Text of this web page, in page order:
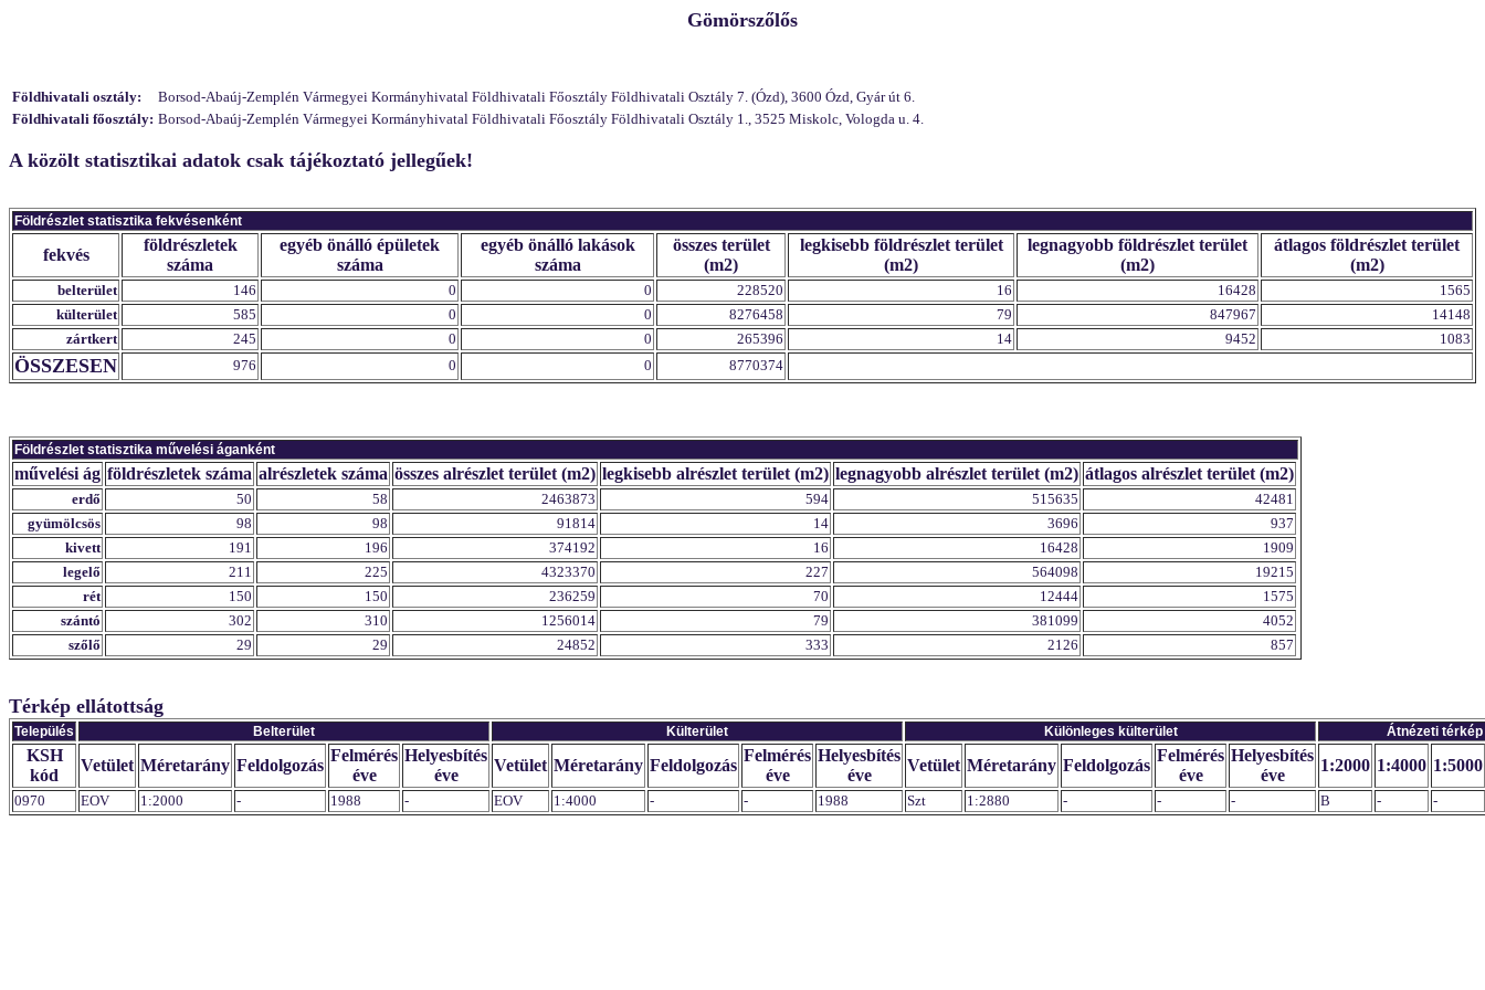
Gömörszőlős
Földhivatali osztály:
Borsod-Abaúj-Zemplén Vármegyei Kormányhivatal Földhivatali Főosztály Földhivatali Osztály 7. (Ózd), 3600 Ózd, Gyár út 6.
Földhivatali főosztály: Borsod-Abaúj-Zemplén Vármegyei Kormányhivatal Földhivatali Főosztály Földhivatali Osztály 1., 3525 Miskolc, Vologda u. 4.
A közölt statisztikai adatok csak tájékoztató jellegűek!
Földrészlet statisztika fekvésenként
fekvés
földrészletek
száma
egyéb önálló épületek
száma
egyéb önálló lakások
száma
összes terület
(m2)
legkisebb földrészlet terület
(m2)
legnagyobb földrészlet terület
(m2)
átlagos földrészlet terület
(m2)
belterület 146 0 0 228520 16 16428
1565
külterület
585 0 0 8276458 79 847967
14148
zártkert
245 0 0 265396 14 9452 1083
ÖSSZESEN 976 0 0 8770374
Földrészlet statisztika művelési áganként
művelési ág földrészletek száma alrészletek száma összes alrészlet terület (m2) legkisebb alrészlet terület (m2) legnagyobb alrészlet terület (m2) átlagos alrészlet terület (m2)
erdő 50 58 2463873 594 515635
42481
gyümölcsös
98 98 91814 14 3696
937
kivett
191 196 374192 16 16428
1909
legelő
211 225 4323370 227 564098
19215
rét
150 150 236259 70 12444
1575
szántó
302 310 1256014 79 381099
4052
szőlő
29 29 24852 333 2126 857
Térkép ellátottság
Település Belterület Külterület Különleges külterület Átnézeti térkép
KSH
kód
Vetület Méretarány Feldolgozás
Felmérés
éve
Helyesbítés
éve
Vetület Méretarány Feldolgozás
Felmérés
éve
Helyesbítés
éve
Vetület Méretarány Feldolgozás
Felmérés
éve
Helyesbítés
éve
1:2000 1:4000 1:5000
0970 EOV 1:2000 - 1988 - EOV 1:4000 - - 1988 Szt 1:2880 - - - B - -